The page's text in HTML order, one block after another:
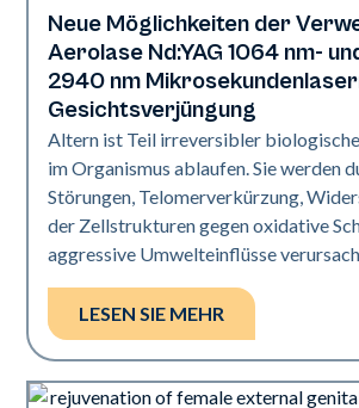
Verjüngung
Neue Möglichkeiten der
Aerolase Nd:YAG 1064 nm-
2940 nm
Gesichtsverjüngung
Altern ist Teil irreversibler
im Organismus ablaufen. Sie werden
Störungen, Telomerverkürzung,
der Zellstrukturen gegen oxidative
aggressive Umwelteinflüsse
LESEN SIE MEHR